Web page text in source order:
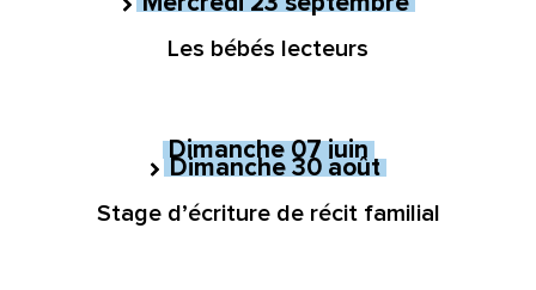
Les bébés lecteurs
Du
Dimanche 07 juin
au Dimanche 30 août
Stage d’écriture de récit familial